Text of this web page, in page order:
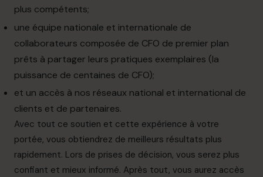
plus compétents;
une équipe nationale et internationale de
collaborateurs composée de CFO de premier plan
prêts à partager leurs pratiques exemplaires (la
puissance de centaines de CFO);
et un accès à nos réseaux national et international de
clients et de partenaires.
Avec tout ce soutien et cette expérience à votre
portée, vous obtiendrez de meilleurs résultats plus
rapidement. Lors de prises de décision, vous serez plus
confiant et mieux informé. Après tout, vous aurez accès